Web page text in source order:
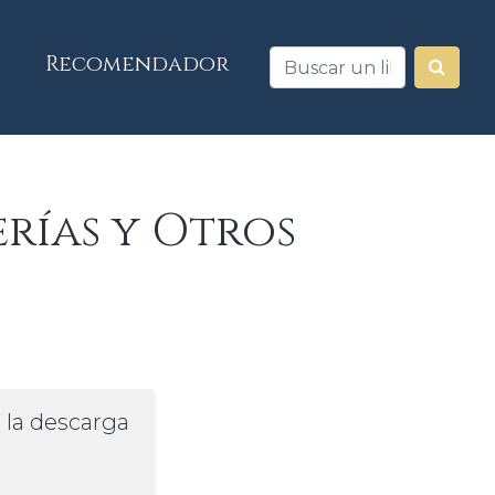
Recomendador
y Otros
descarga